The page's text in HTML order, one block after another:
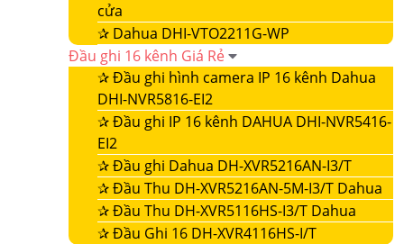
cửa
✰ Dahua DHI-VTO2211G-WP
Đầu ghi 16 kênh Giá Rẻ
✰Đầu ghi hình camera IP 16 kênh Dahua
DHI-NVR5816-EI2
✰Đầu ghi IP 16 kênh DAHUA DHI-NVR5416-
EI2
✰Đầu ghi Dahua DH-XVR5216AN-I3/T
✰Đầu Thu DH-XVR5216AN-5M-I3/T Dahua
✰Đầu Thu DH-XVR5116HS-I3/T Dahua
✰Đầu Ghi 16 DH-XVR4116HS-I/T